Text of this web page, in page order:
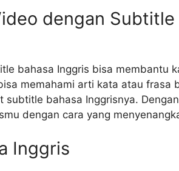
dengan Subtitle
bahasa Inggris bisa membantu
memahami arti kata atau frasa
bahasa Inggrisnya.
dengan cara yang
Inggris